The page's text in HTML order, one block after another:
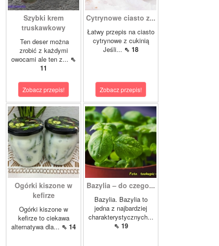
Szybki krem
truskawkowy
Ten deser można
zrobić z każdymi
owocami ale ten z... ⇖
11
Zobacz przepis!
Cytrynowe ciasto z...
Łatwy przepis na ciasto
cytrynowe z cukinią
Jeśli... ⇖ 18
Zobacz przepis!
Ogórki kiszone w
kefirze
Ogórki kiszone w
kefirze to ciekawa
alternatywa dla... ⇖ 14
Bazylia – do czego...
Bazylia. Bazylia to
jedna z najbardziej
charakterystycznych...
⇖ 19